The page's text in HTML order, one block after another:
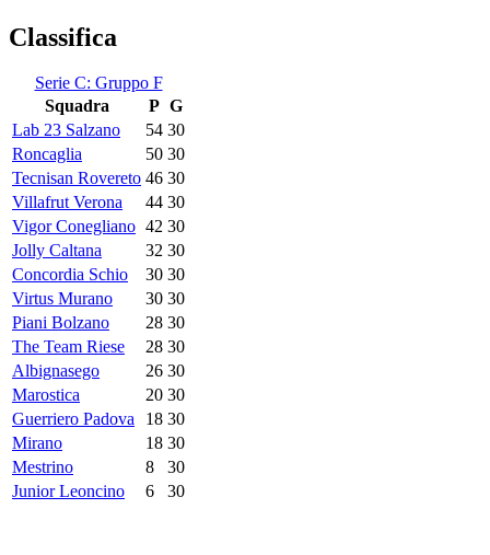
Classifica
Serie C: Gruppo F
Squadra
P G
Lab 23 Salzano
54 30
Roncaglia
50 30
Tecnisan Rovereto 46 30
Villafrut Verona
44 30
Vigor Conegliano 42 30
Jolly Caltana
32 30
Concordia Schio
30 30
Virtus Murano
30 30
Piani Bolzano
28 30
The Team Riese
28 30
Albignasego
26 30
Marostica
20 30
Guerriero Padova
18 30
Mirano
18 30
Mestrino
8
30
Junior Leoncino
6 30